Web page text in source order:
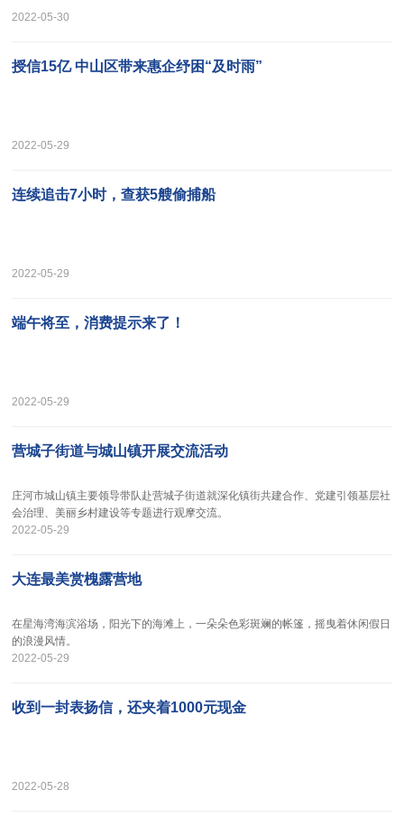
2022-05-30
授信15亿 中山区带来惠企纾困“及时雨”
2022-05-29
连续追击7小时，查获5艘偷捕船
2022-05-29
端午将至，消费提示来了！
2022-05-29
营城子街道与城山镇开展交流活动
庄河市城山镇主要领导带队赴营城子街道就深化镇街共建合作、党建引领基层社
会治理、美丽乡村建设等专题进行观摩交流。
2022-05-29
大连最美赏槐露营地
在星海湾海滨浴场，阳光下的海滩上，一朵朵色彩斑斓的帐篷，摇曳着休闲假日
的浪漫风情。
2022-05-29
收到一封表扬信，还夹着1000元现金
2022-05-28